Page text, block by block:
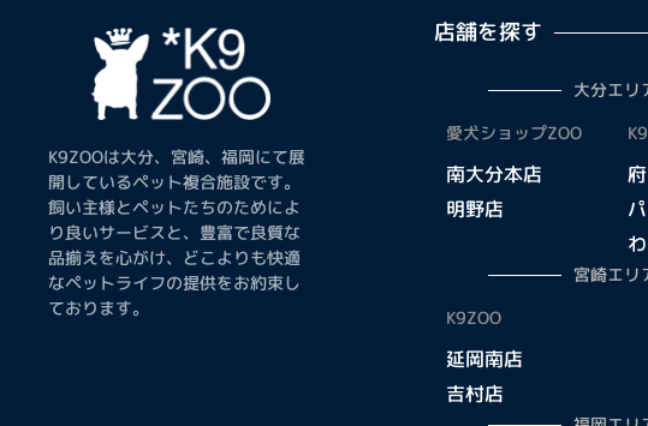
K9ZOOは大分、宮崎、福岡にて展
開しているペット複合施設です。
飼い主様とペットたちのためによ
り良いサービスと、豊富で良質な
品揃えを心がけ、どこよりも快適
なペットライフの提供をお約束し
ております。
店舗を探す
大分エリ
愛犬ショップZOO
南大分本店
明野店
宮崎エリ
K9ZOO
延岡南店
吉村店